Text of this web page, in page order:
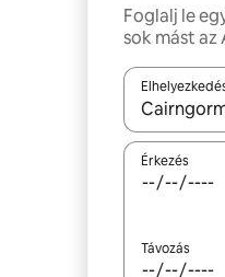
Foglalj le
sok mást az
Az
Érkezés
Távozás